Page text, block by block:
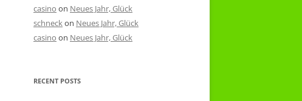
casino on Neues Jahr, Glück
schneckon Neues Jahr, Glück
casino on Neues Jahr, Glück
RECENT POSTS